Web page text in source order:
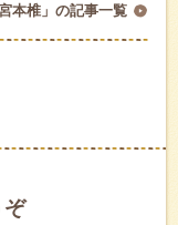
宮本椎」の記事一覧
ぞ